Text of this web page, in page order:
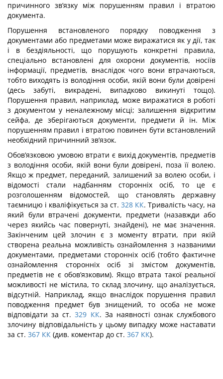
причинного зв’язку між порушенням правил і втратою
документа.
Порушення встановленого порядку поводження з
документами або предметами може виражатися як у дії, так
і в бездіяльності, що порушують конкретні правила,
спеціально встановлені для охорони документів, носіїв
інформації, предметів, вна­слідок чого вони втрачаються,
тобто виходять із володіння особи, якій вони були довірені
(десь забуті, викрадені, випадково викинуті тощо).
Порушення правил, на­приклад, може виражатися в роботі
з документом у неналежному місці; залишення відкритим
сейфа, де зберігаються документи, предмети й ін. Між
порушенням правил і втратою повинен бути встановлений
необхідний причинний зв’язок.
Обов’язковою умовою втрати є вихід документів, предметів
з володіння особи, якій вони були довірені, поза її волею.
Якщо ж предмет, переданий, залишений за волею особи, і
відомості стали надбанням сторонніх осіб, то це є
розголошенням відо­мостей, що становлять державну
таємницю і кваліфікується за ст. 328 КК. Тривалість часу, на
який були втрачені документи, предмети (назавжди або
через якийсь час по­вернуті, знайдені), не має значення.
Закінченим цей злочин є з моменту втрати, при якій
створена реальна можливість ознайомлення з названими
документами, пред­метами сторонніх осіб (тобто фактичне
ознайомлення сторонніх осіб зі змістом до­кументів,
предметів не є обов’язковим). Якщо втрата такої реальної
можливості не містила, то склад злочину, що аналізується,
відсутній. Наприклад, якщо внаслідок порушення правил
поводження предмет був знищений, то особа не може
відповідати за ст. 329 КК. За наявності ознак службового
злочину відповідальність у цьому ви­падку може наставати
за ст. 367 КК (див. коментар до ст. 367 КК).